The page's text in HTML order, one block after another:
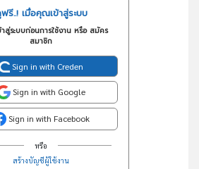
รี..! เมื่อคุณเข้าสู่ระบบ
สู่ระบบก่อนการใช้งาน หรือ สมัคร
สมาชิก
Sign in with Creden
Sign in with Google
Sign in with Facebook
หรือ
สร้างบัญชีผู้ใช้งาน